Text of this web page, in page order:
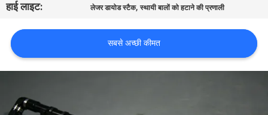
हाई लाइट:
लेजर डायोड स्टैक,स्थायी बालों को हटाने की प्रणाली
सबसे अच्छी कीमत